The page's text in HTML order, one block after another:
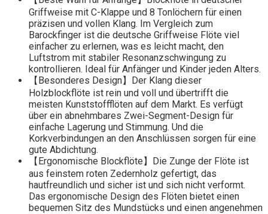
Griffweise mit C-Klappe und 8 Tonlöchern für einen
präzisen und vollen Klang. Im Vergleich zum
Barockfinger ist die deutsche Griffweise Flöte viel
einfacher zu erlernen, was es leicht macht, den
Luftstrom mit stabiler Resonanzschwingung zu
kontrollieren. Ideal für Anfänger und Kinder jeden Alters.
【Besonderes Design】Der Klang dieser
Holzblockflöte ist rein und voll und übertrifft die
meisten Kunststoffflöten auf dem Markt. Es verfügt
über ein abnehmbares Zwei-Segment-Design für
einfache Lagerung und Stimmung. Und die
Korkverbindungen an den Anschlüssen sorgen für eine
gute Abdichtung.
【Ergonomische Blockflöte】Die Zunge der Flöte ist
aus feinstem roten Zedernholz gefertigt, das
hautfreundlich und sicher ist und sich nicht verformt.
Das ergonomische Design des Flöten bietet einen
bequemen Sitz des Mundstücks und einen angenehmen